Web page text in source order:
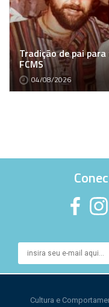
Tradição de pai
FCMS
04/08/2026
Cultura e